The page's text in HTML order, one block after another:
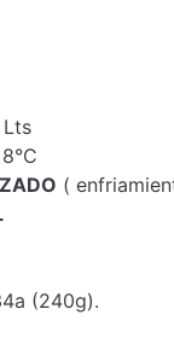
(
(240g).